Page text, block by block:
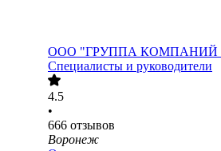
ООО "ГРУППА КОМПАНИЙ
Специалисты и руководители
4.5
•
666 отзывов
Воронеж